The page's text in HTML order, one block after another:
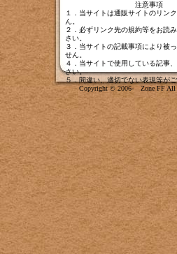
注意事項
１．当サイトは通販サイトのリン
ん。
２．必ずリンク先の規約等をお読
さい。
３．当サイトの記載事項により被
せん。
４．当サイトで使用している記事
さい。
５．間違い、適切でない表現等が
Copyright © 2006- Zone FF All